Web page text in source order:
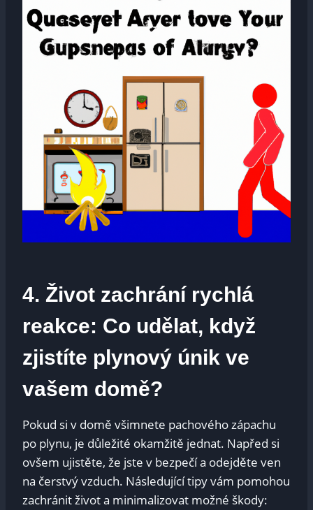
4. Život zachrání rychlá
reakce: Co udělat, když
zjistíte plynový únik ve
vašem domě?
Pokud si v domě všimnete pachového zápachu
po plynu, je důležité okamžitě jednat. Napřed si
ovšem ujistěte, že jste v bezpečí a odejděte ven
na čerstvý vzduch. Následující tipy vám pomohou
zachránit život a minimalizovat možné škody: